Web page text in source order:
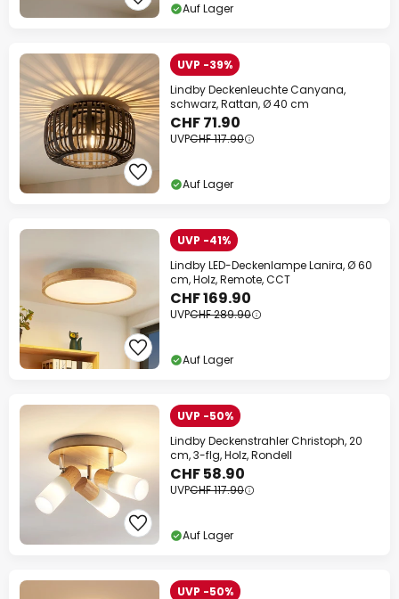
Auf Lager
UVP -39%
Lindby Deckenleuchte Canyana,
schwarz, Rattan, Ø 40 cm
CHF 71.90
UVPCHF 117.90
Auf Lager
UVP -41%
Lindby LED-Deckenlampe Lanira, Ø 60
cm, Holz, Remote, CCT
CHF 169.90
UVPCHF 289.90
Auf Lager
UVP -50%
Lindby Deckenstrahler Christoph, 20
cm, 3-flg, Holz, Rondell
CHF 58.90
UVPCHF 117.90
Auf Lager
UVP -50%